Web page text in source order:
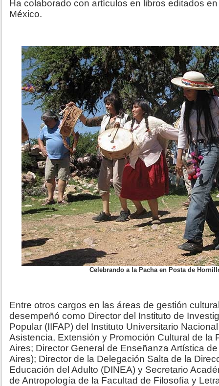
Ha colaborado con artículos en libros editados
México.
Celebrando a la Pacha en Posta de
Entre otros cargos en las áreas de gestión
desempeñó como Director del Instituto de
Popular (IIFAP) del Instituto Universitario
Asistencia, Extensión y Promoción Cultural de la
Aires; Director General de Enseñanza Artística
Aires); Director de la Delegación Salta de la
Educación del Adulto (DINEA) y Secretario
de Antropología de la Facultad de Filosofía y